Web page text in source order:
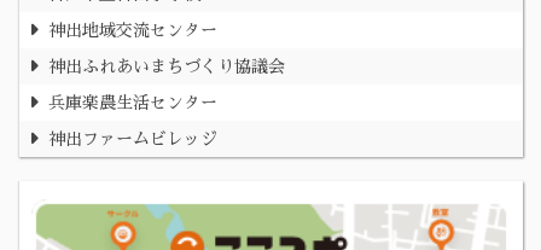
神出地域交流センター
神出ふれあいまちづくり協議会
兵庫楽農生活センター
神出ファームビレッジ